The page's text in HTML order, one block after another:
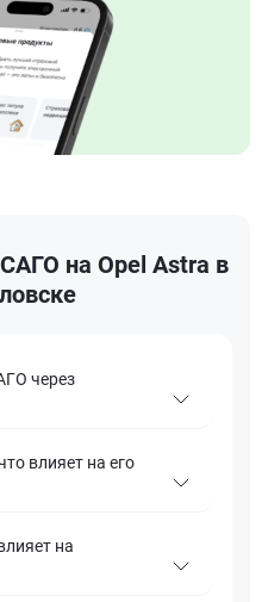
на Opel Astra в
через
влияет на его
на